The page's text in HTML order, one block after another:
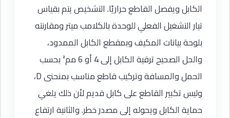
الكابل ويفصل القاطع حراريًا. التشخيص يتم بقياس
تيار التشغيل الفعلي للوحدة بالكلامب ميتر ومقارنته
بلوحة بيانات المكيف وبمقطع الكابل الممدود،
والحل الصحيح ترقية الكابل إلى 4 أو 6 مم² بحسب
الحمل والمسافة وتركيب قاطع مناسب بمنحنى D،
وليس تكبير القاطع على كابل قديم لأن ذلك يلغي
حماية الكابل ويحوله إلى مصدر خطر. والثانية ارتفاع